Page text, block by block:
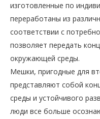
изготовленные по
переработаны из
соответствии с
позволяет передать
окружающей среды.
Мешки, пригодные для
представляют собой
среды и устойчивого
люди все больше